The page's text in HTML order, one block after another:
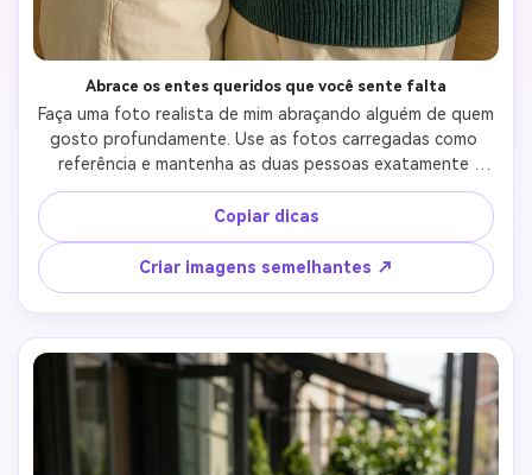
Abrace os entes queridos que você sente falta
Faça uma foto realista de mim abraçando alguém de quem
gosto profundamente. Use as fotos carregadas como
referência e mantenha as duas pessoas exatamente
idênticas. Um abraço deve ser emocional, reconfortante e
sincero. Contato físico natural, posturas relaxadas,
expressões faciais suaves. Estilo realista com luz natural e
proporções realistas. Sem quadrinhos, sem ilustrações,
sem efeitos artificiais.
Copiar dicas
Criar imagens semelhantes ↗